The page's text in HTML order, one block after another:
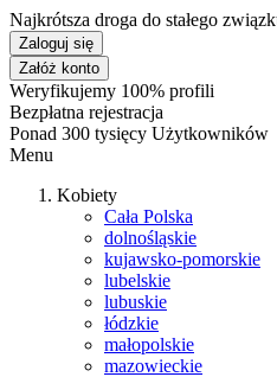
Najkrótsza droga do stałego
Zaloguj się
Załóż konto
Weryfikujemy 100% profili
Bezpłatna rejestracja
Ponad 300 tysięcy Użytkowników
Menu
Kobiety
Cała Polska
dolnośląskie
kujawsko-pomorskie
lubelskie
lubuskie
łódzkie
małopolskie
mazowieckie